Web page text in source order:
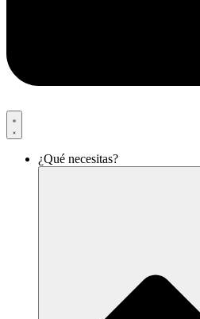
¿Qué necesitas?